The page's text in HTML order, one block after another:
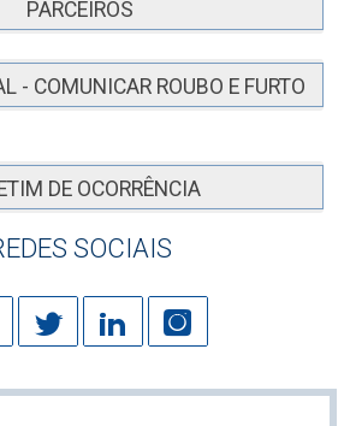
PARCEIROS
- COMUNICAR ROUBO E FURTO
DE OCORRÊNCIA
SOCIAIS